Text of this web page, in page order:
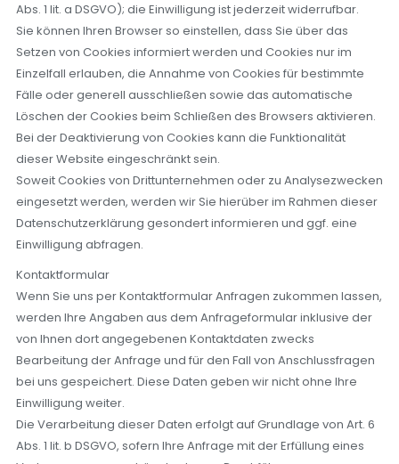
Abs. 1 lit. a DSGVO); die Einwilligung ist jederzeit widerrufbar.
Sie können Ihren Browser so einstellen, dass Sie über das
Setzen von Cookies informiert werden und Cookies nur im
Einzelfall erlauben, die Annahme von Cookies für bestimmte
Fälle oder generell ausschließen sowie das automatische
Löschen der Cookies beim Schließen des Browsers aktivieren.
Bei der Deaktivierung von Cookies kann die Funktionalität
dieser Website eingeschränkt sein.
Soweit Cookies von Drittunternehmen oder zu Analysezwecken
eingesetzt werden, werden wir Sie hierüber im Rahmen dieser
Datenschutzerklärung gesondert informieren und ggf. eine
Einwilligung abfragen.
Kontaktformular
Wenn Sie uns per Kontaktformular Anfragen zukommen lassen,
werden Ihre Angaben aus dem Anfrageformular inklusive der
von Ihnen dort angegebenen Kontaktdaten zwecks
Bearbeitung der Anfrage und für den Fall von Anschlussfragen
bei uns gespeichert. Diese Daten geben wir nicht ohne Ihre
Einwilligung weiter.
Die Verarbeitung dieser Daten erfolgt auf Grundlage von Art. 6
Abs. 1 lit. b DSGVO, sofern Ihre Anfrage mit der Erfüllung eines